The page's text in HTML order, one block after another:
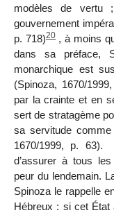
modèles de vertu
gouvernement
p. 718)20 , à moins
dans sa préface,
monarchique est
(Spinoza, 1670/
par la crainte et en
sert de stratagème
sa servitude comme
1670/1999, p. 63).
d’assurer à tous
peur du lendemain.
Spinoza le rappelle
Hébreux : si cet État